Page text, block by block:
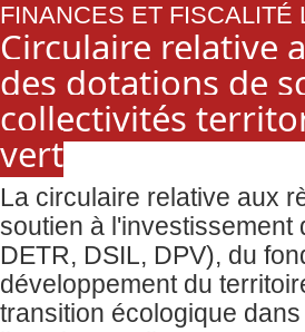
FINANCES ET FISCALITÉ
Circulaire relative
des dotations de
collectivités
vert
La circulaire relative aux
soutien à l'investissement
DETR, DSIL, DPV), du
développement du
transition écologique